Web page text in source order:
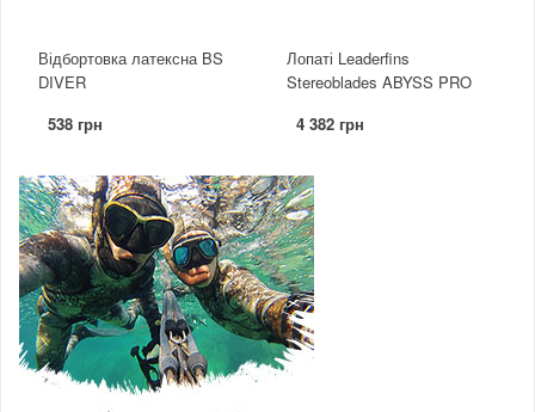
Відбортовка латексна BS
DIVER
538 грн
Лопаті Leaderfins
Stereoblades ABYSS PRO
4 382 грн